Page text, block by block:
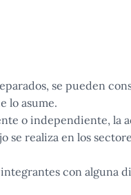
se pueden
lo asume.
o independiente, la
se realiza en los
con alguna